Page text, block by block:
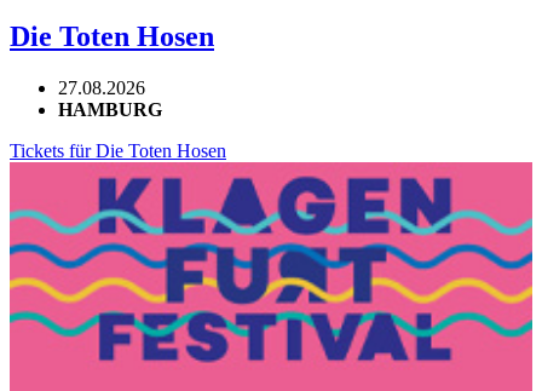
Die Toten Hosen
27.08.2026
HAMBURG
Tickets für Die Toten Hosen